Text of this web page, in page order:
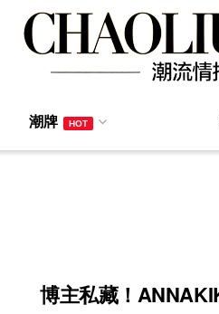
潮牌 HOT
博主私藏！